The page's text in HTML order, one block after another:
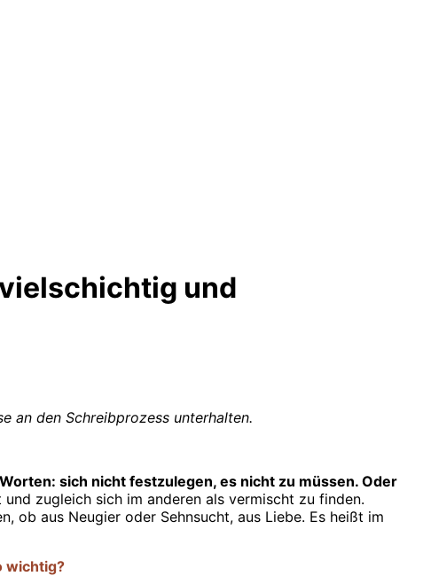
und
an den Schreibprozess unterhalten.
sich nicht festzulegen, es nicht zu müssen. Oder
zugleich sich im anderen als vermischt zu finden.
ob aus Neugier oder Sehnsucht, aus Liebe. Es heißt im
wichtig?